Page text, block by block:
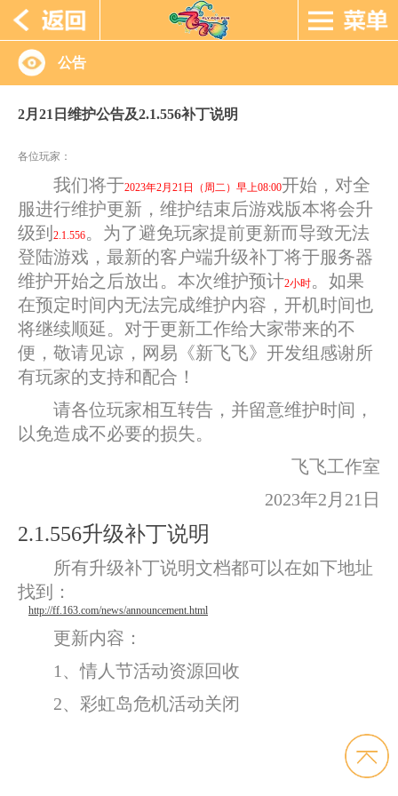
公告
2月21日维护公告及2.1.556补丁说明
各位玩家：
我们将于2023年2月21日（周二）早上08:00开始，对全
服进行维护更新，维护结束后游戏版本将会升
级到 2.1.556。为了避免玩家提前更新而导致无法
登陆游戏，最新的客户端升级补丁将于服务器
维护开始之后放出。本次维护预计2小时。如果
在预定时间内无法完成维护内容，开机时间也
将继续顺延。对于更新工作给大家带来的不
便，敬请见谅，网易《新飞飞》开发组感谢所
有玩家的支持和配合！
请各位玩家相互转告，并留意维护时间，
以免造成不必要的损失。
飞飞工作室
2023年2月21日
2.1.556升级补丁说明
所有升级补丁说明文档都可以在如下地址
找到：
http://ff.163.com/news/announcement.html
更新内容：
1、情人节活动资源回收
2、彩虹岛危机活动关闭